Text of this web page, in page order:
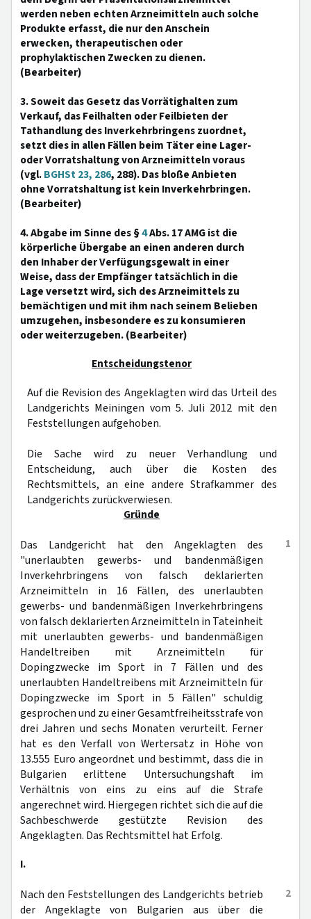
werden neben echten Arzneimitteln auch solche
Produkte erfasst, die nur den Anschein
erwecken, therapeutischen oder
prophylaktischen Zwecken zu dienen.
(Bearbeiter)
3. Soweit das Gesetz das Vorrätighalten zum
Verkauf, das Feilhalten oder Feilbieten der
Tathandlung des Inverkehrbringens zuordnet,
setzt dies in allen Fällen beim Täter eine Lager-
oder Vorratshaltung von Arzneimitteln voraus
(vgl.BGHSt 23, 286, 288). Das bloße Anbieten
ohne Vorratshaltung ist kein Inverkehrbringen.
(Bearbeiter)
4. Abgabe im Sinne des §4Abs. 17 AMG ist die
körperliche Übergabe an einen anderen durch
den Inhaber der Verfügungsgewalt in einer
Weise, dass der Empfänger tatsächlich in die
Lage versetzt wird, sich des Arzneimittels zu
bemächtigen und mit ihm nach seinem Belieben
umzugehen, insbesondere es zu konsumieren
oder weiterzugeben. (Bearbeiter)
Entscheidungstenor
Auf die Revision des Angeklagten wird das Urteil des
Landgerichts Meiningen vom 5. Juli 2012 mit den
Feststellungen aufgehoben.
Die Sache wird zu neuer Verhandlung und
Entscheidung, auch über die Kosten des
Rechtsmittels, an eine andere Strafkammer des
Landgerichts zurückverwiesen.
Gründe
1
Das Landgericht hat den Angeklagten des
"unerlaubten gewerbs- und bandenmäßigen
Inverkehrbringens von falsch deklarierten
Arzneimitteln in 16 Fällen, des unerlaubten
gewerbs- und bandenmäßigen Inverkehrbringens
von falsch deklarierten Arzneimitteln in Tateinheit
mit unerlaubten gewerbs- und bandenmäßigen
Handeltreiben mit Arzneimitteln für
Dopingzwecke im Sport in 7 Fällen und des
unerlaubten Handeltreibens mit Arzneimitteln für
Dopingzwecke im Sport in 5 Fällen" schuldig
gesprochen und zu einer Gesamtfreiheitsstrafe von
drei Jahren und sechs Monaten verurteilt. Ferner
hat es den Verfall von Wertersatz in Höhe von
13.555 Euro angeordnet und bestimmt, dass die in
Bulgarien erlittene Untersuchungshaft im
Verhältnis von eins zu eins auf die Strafe
angerechnet wird. Hiergegen richtet sich die auf die
Sachbeschwerde gestützte Revision des
Angeklagten. Das Rechtsmittel hat Erfolg.
I.
2
Nach den Feststellungen des Landgerichts betrieb
der Angeklagte von Bulgarien aus über die